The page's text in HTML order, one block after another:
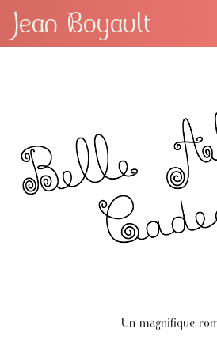
Jean Boyault
Un magnifique